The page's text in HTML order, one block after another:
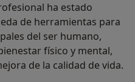
ha estado
de herramientas para
del ser humano,
físico y mental,
de la calidad de vida.